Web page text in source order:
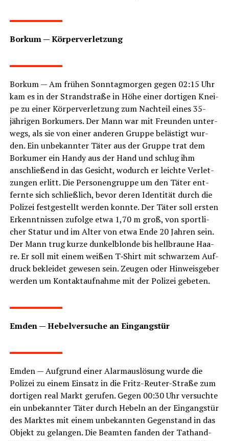
Bor­kum — Körperverletzung
Bor­kum — Am frü­hen Sonn­tag­mor­gen gegen 02:15 Uhr
kam es in der Strand­stra­ße in Höhe einer dor­ti­gen Knei­
pe zu einer Kör­per­ver­let­zung zum Nach­teil eines 35-
jäh­ri­gen Bor­ku­mers. Der Mann war mit Freun­den unter­
wegs, als sie von einer ande­ren Grup­pe beläs­tigt wur­
den. Ein unbe­kann­ter Täter aus der Grup­pe trat dem
Bor­ku­mer ein Han­dy aus der Hand und schlug ihm
anschlie­ßend in das Gesicht, wodurch er leich­te Ver­let­
zun­gen erlitt. Die Per­so­nen­grup­pe um den Täter ent­
fern­te sich schließ­lich, bevor deren Iden­ti­tät durch die
Poli­zei fest­ge­stellt wer­den konn­te. Der Täter soll ers­ten
Erkennt­nis­sen zufol­ge etwa 1,70 m groß, von sport­li­
cher Sta­tur und im Alter von etwa Ende 20 Jah­ren sein.
Der Mann trug kur­ze dun­kel­blon­de bis hell­brau­ne Haa­
re. Er soll mit einem wei­ßen T‑Shirt mit schwar­zem Auf­
druck beklei­det gewe­sen sein. Zeu­gen oder Hin­weis­ge­ber
wer­den um Kon­takt­auf­nah­me mit der Poli­zei gebeten.
Emden — Hebel­ver­su­che an Eingangstür
Emden — Auf­grund einer Alarm­aus­lö­sung wur­de die
Poli­zei zu einem Ein­satz in die Fritz-Reu­ter-Stra­ße zum
dor­ti­gen real Markt geru­fen. Gegen 00:30 Uhr ver­such­te
ein unbe­kann­ter Täter durch Hebeln an der Ein­gangs­tür
des Mark­tes mit einem unbe­kann­ten Gegen­stand in das
Objekt zu gelan­gen. Die Beam­ten fan­den der Tat­hand­